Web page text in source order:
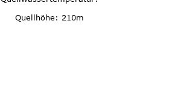
Quellhöhe: 210m